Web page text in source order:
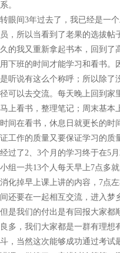
系。
转眼间3年过去了，我已经是一
员，所以当看到了老果的选拔
久的我又重新拿起书本，回到了
用下班的时间才能学习和看书。
是听说有这么个称呼；所以除了
径可以去交流。每天晚上回到家
马上看书，整理笔记；周末基本
时间在看书，休息日就更长的时
证工作的质量又要保证学习的质
经过了2、3个月的学习终于在5
小组一共13个人每天早上7点多
消化掉早上课上讲的内容，7点
间还要在一起相互交流，进入梦
但是我们的付出是有回报大家都
良多，我们大家都是一群有理
斗，当然这次能够成功通过考